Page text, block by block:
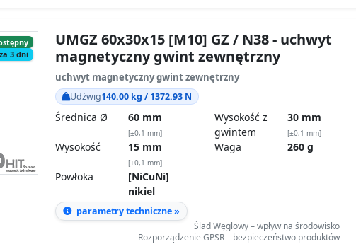
3 dni
UMGZ 60x30x15 [M10] GZ / N38 - uchwyt
magnetyczny gwint zewnętrzny
uchwyt magnetyczny gwint zewnętrzny
Udźwig140.00 kg / 1372.93 N
Średnica Ø 60 mm
[±0,1 mm]
Wysokość z
gwintem
30 mm
[±0,1 mm]
Wysokość 15 mm
[±0,1 mm]
Waga 260 g
Powłoka
[NiCuNi]
nikiel
parametry techniczne »
Ślad Węglowy – wpływ na środowisko
Rozporządzenie GPSR – bezpieczeństwo produktów